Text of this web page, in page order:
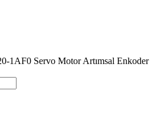
1AF0 Servo Motor Artımsal Enkoder